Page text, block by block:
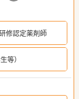
修認定薬剤師
等）